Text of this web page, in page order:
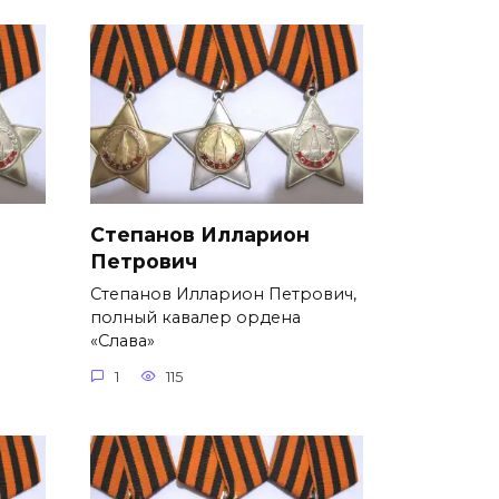
Степанов Илларион
Петрович
Степанов Илларион Петрович,
полный кавалер ордена
«Слава»
1 115